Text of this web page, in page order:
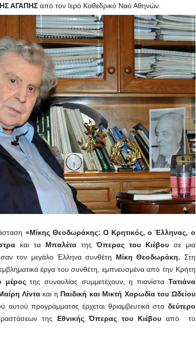
ΑΓΑΠΗΣ από τον Ιερό Καθεδρικό Ναό Αθηνών.
«Μίκης Θεοδωράκης: Ο Κρητικός, o Έλληνας, ο
και τα Μπαλέτα της Όπερας του Κιέβουσε μια
τον μεγάλο Έλληνα συνθέτη Μίκη Θεοδωράκη. Στη
έργα του συνθέτη, εμπνευσμένα από την Κρήτη
μέροςτης συναυλίας συμμετέχουν, η πιανίστα Τατιάνα
Λίντα και η Παιδική και Μικτή Χορωδία του Ωδείου
αυτού προγράμματος έρχεται θριαμβευτικά στο δεύτερο
της Εθνικής Όπερας του Κιέβουαπό το